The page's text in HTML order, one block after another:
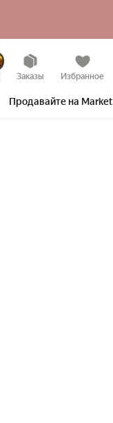
Заказы Избранное
Продавайте на Market